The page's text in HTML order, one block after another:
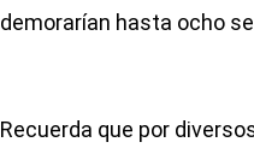
demorarían hasta ocho
Recuerda que por